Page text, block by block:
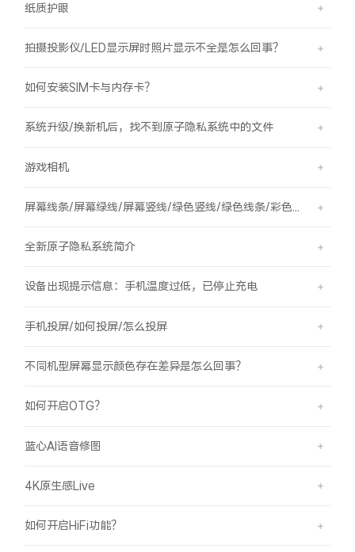
纸质护眼
拍摄投影仪/LED显示屏时照片显示不全是怎么回事？
如何安装SIM卡与内存卡？
系统升级/换新机后，找不到原子隐私系统中的文件
游戏相机
全新原子隐私系统简介
设备出现提示信息：手机温度过低，已停止充电
手机投屏/如何投屏/怎么投屏
不同机型屏幕显示颜色存在差异是怎么回事？
如何开启OTG？
蓝心AI语音修图
4K原生感Live
如何开启HiFi功能？